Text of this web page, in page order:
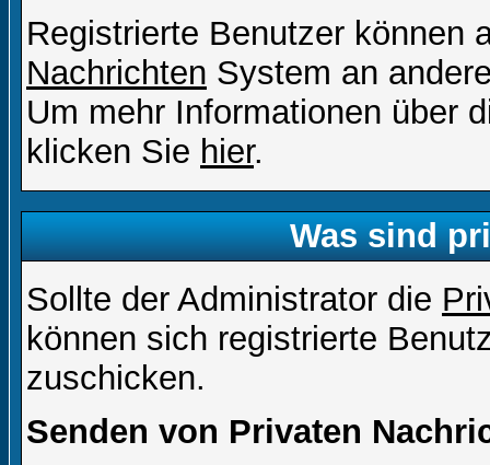
Registrierte Benutzer können
Nachrichten System an
Um mehr Informationen über
klicken Sie hier.
Was sind
Sollte der Administrator die
können sich registrierte
zuschicken.
Senden von Privaten